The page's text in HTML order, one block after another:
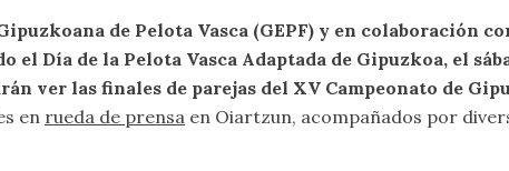
de Pelota Vasca (GEPF) y en colaboración
Día de la Pelota Vasca Adaptada de Gipuzkoa, el
ver las finales de parejas del XV Campeonato de
en rueda de prensa en Oiartzun, acompañados por